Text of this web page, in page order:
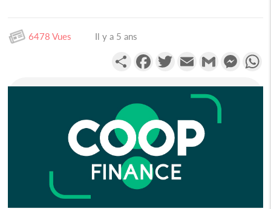
6478 Vues Il y a 5 ans
PartagerFacebookTwitterEmail Gmail